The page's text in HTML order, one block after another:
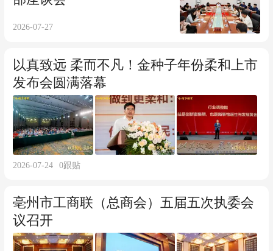
2026-07-27
以真致远 柔而不凡！金种子年份柔和上市
发布会圆满落幕
2026-07-24 0跟贴
亳州市工商联（总商会）五届五次执委会
议召开